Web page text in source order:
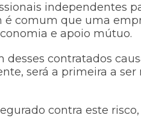
independentes
comum que uma
e apoio mútuo.
desses contratados
será a primeira a ser
contra este